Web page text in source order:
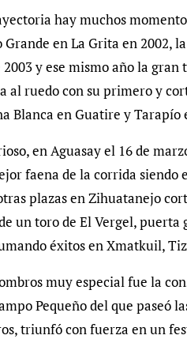
hay muchos
Grande en La Grita en 2002,
y ese mismo año la
al ruedo con su primero y
Blanca en Guatire y
en Aguasay el 16 de
faena de la corrida siendo
plazas en Zihuatanejo
un toro de El Vergel, puerta
éxitos en Xmatkuil,
muy especial fue la
Pequeño del que paseó
triunfó con fuerza en un